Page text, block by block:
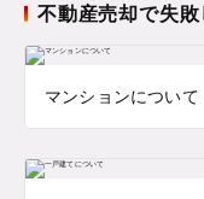
不動産売却で失
マンションについて